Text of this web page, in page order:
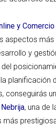
y
aspectos más
y
planificación
conseguirás un
, una de